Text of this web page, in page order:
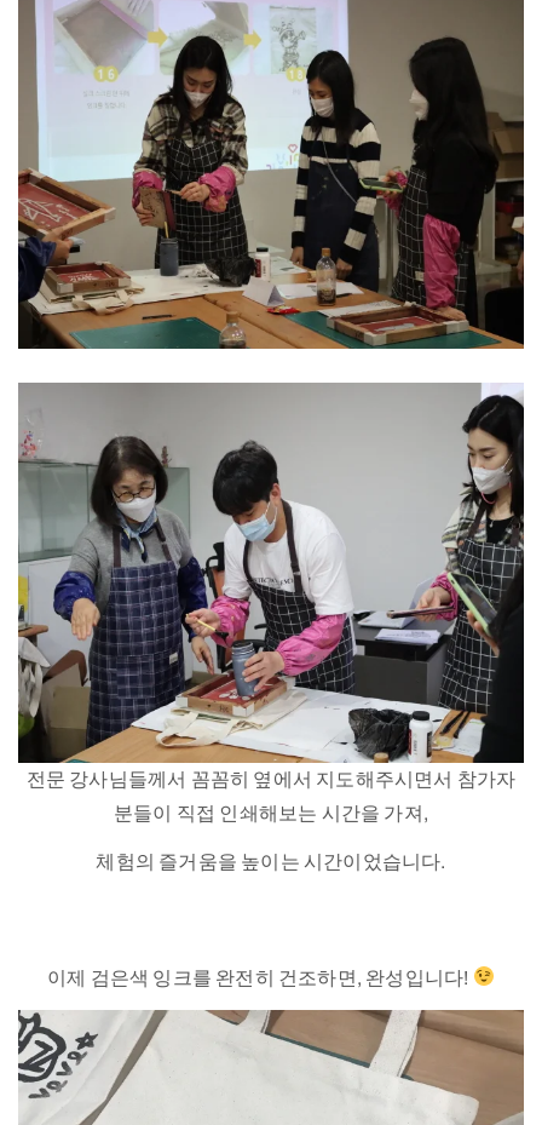
전문 강사님들께서 꼼꼼히 옆에서 지도해주시면서 참가자
분들이 직접 인쇄해보는 시간을 가져,
체험의 즐거움을 높이는 시간이었습니다.
이제 검은색 잉크를 완전히 건조하면, 완성입니다!